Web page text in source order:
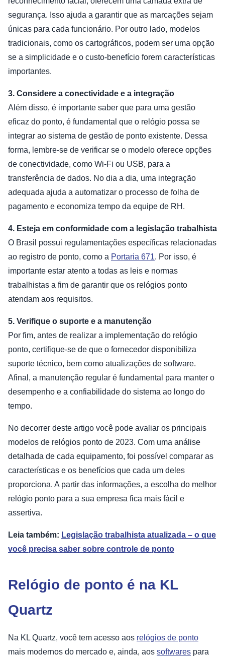
segurança. Isso ajuda a garantir que as marcações sejam
únicas para cada funcionário. Por outro lado, modelos
tradicionais, como os cartográficos, podem ser uma opção
se a simplicidade e o custo-benefício forem características
importantes.
3. Considere a conectividade e a integração
Além disso, é importante saber que para uma gestão
eficaz do ponto, é fundamental que o relógio possa se
integrar ao sistema de gestão de ponto existente. Dessa
forma, lembre-se de verificar se o modelo oferece opções
de conectividade, como Wi-Fi ou USB, para a
transferência de dados. No dia a dia, uma integração
adequada ajuda a automatizar o processo de folha de
pagamento e economiza tempo da equipe de RH.
4. Esteja em conformidade com a legislação trabalhista
O Brasil possui regulamentações específicas relacionadas
ao registro de ponto, como a Portaria 671. Por isso, é
importante estar atento a todas as leis e normas
trabalhistas a fim de garantir que os relógios ponto
atendam aos requisitos.
5. Verifique o suporte e a manutenção
Por fim, antes de realizar a implementação do relógio
ponto, certifique-se de que o fornecedor disponibiliza
suporte técnico, bem como atualizações de software.
Afinal, a manutenção regular é fundamental para manter o
desempenho e a confiabilidade do sistema ao longo do
tempo.
No decorrer deste artigo você pode avaliar os principais
modelos de relógios ponto de 2023. Com uma análise
detalhada de cada equipamento, foi possível comparar as
características e os benefícios que cada um deles
proporciona. A partir das informações, a escolha do melhor
relógio ponto para a sua empresa fica mais fácil e
assertiva.
Leia também: Legislação trabalhista atualizada – o que
você precisa saber sobre controle de ponto
Relógio de ponto é na KL
Quartz
Na KL Quartz, você tem acesso aos relógios de ponto
mais modernos do mercado e, ainda, aos softwares para